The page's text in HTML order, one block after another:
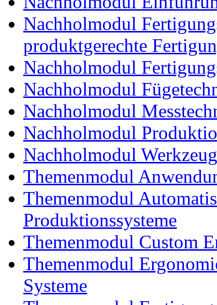
Nachholmodul
produktgerechte
Nachholmodul
Nachholmodul
Nachholmodul
Nachholmodul
Nachholmodul
Themenmodul
Themenmodul
Produktionssysteme
Themenmodul Custom
Themenmodul
Systeme